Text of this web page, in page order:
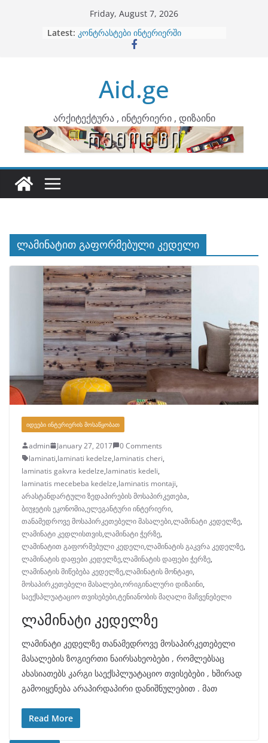
Friday, August 7, 2026
Latest: ბინების გაერთიანება
კონტრასტები ინტერიერში
ინტერიერის დიზიანი
არტემიდი წარმოგიდგენთ
Aid.ge
არქიტექტურა , ინტერიერი , დიზაინი
ლამინატით გაფორმებული კედელი
ᲘᲓᲔᲔᲑᲘ ᲘᲜᲢᲔᲠᲘᲔᲠᲘᲡ ᲛᲝᲡᲐᲬᲧᲝᲑᲐᲗ
admin January 27, 2017
0 Comments
laminati,laminati kedelze,laminatis cheri,
laminatis gakvra kedelze,laminatis kedeli,
laminatis mecebeba kedelze,laminatis montaji,
არასტანდარტული ზედაპირების მოსაპირკეთებa,
ბიუჯეტის ეკონომია,ელეგანტური ინტერიერი,
თანამედროვე მოსაპირკეთებელი მასალები,ლამინატი კედელზე,
ლამინატი კედლისთვის,ლამინატი ჭერზე,
ლამინატით გაფორმებული კედელი,ლამინატის გაკვრა კედელზე,
ლამინატის დაფები კედელზე,ლამინატის დაფები ჭერზე,
ლამინატის მიწებება კედელზე,ლამინატის მონტაჟი,
მოსაპირკეთებელი მასალები,ორიგინალური დიზაინი,
საექსპლუატაციო თვისებები,ტენიანობის მაღალი მაჩვენებელი
ლამინატი კედელზე
ლამინატი კედელზე თანამედროვე მოსაპირკეთებელი
მასალების ზოგიერთი ნაირსახეობები , რომლებსაც
ახასიათებს კარგი საექსპლუატაციო თვისებები , ხშირად
გამოიყენება არაპირდაპირი დანიშნულებით . მათ
Read More